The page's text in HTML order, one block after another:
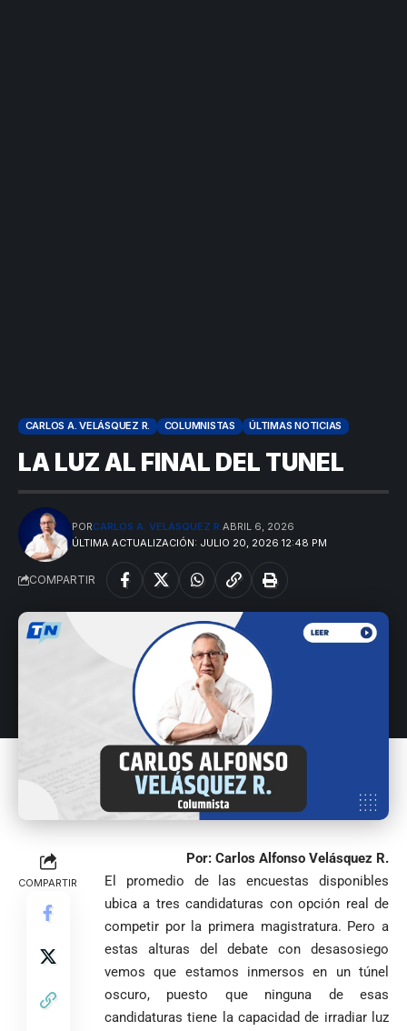
CARLOS A. VELÁSQUEZ R. COLUMNISTAS ÚLTIMAS NOTICIAS
LA LUZ AL FINAL DEL TUNEL
ÚLTIMA ACTUALIZACIÓN: JULIO 20, 2026 12:48 PM
PORCARLOS A. VELÁSQUEZ R. ABRIL 6, 2026
COMPARTIR
COMPARTIR
Por: Carlos Alfonso Velásquez R.
El promedio de las encuestas disponibles
ubica a tres candidaturas con opción real de
competir por la primera magistratura. Pero a
estas alturas del debate con desasosiego
vemos que estamos inmersos en un túnel
oscuro, puesto que ninguna de esas
candidaturas tiene la capacidad de irradiar luz